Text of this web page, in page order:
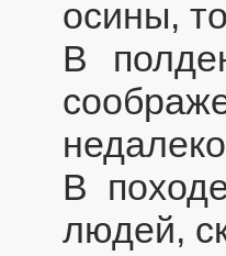
осины,
В
В
людей,